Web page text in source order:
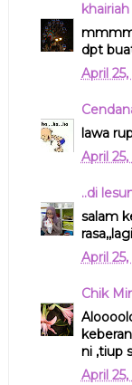
dpt
April
lawa
April
..di
salam
April
Chik
ni ,tiup
April